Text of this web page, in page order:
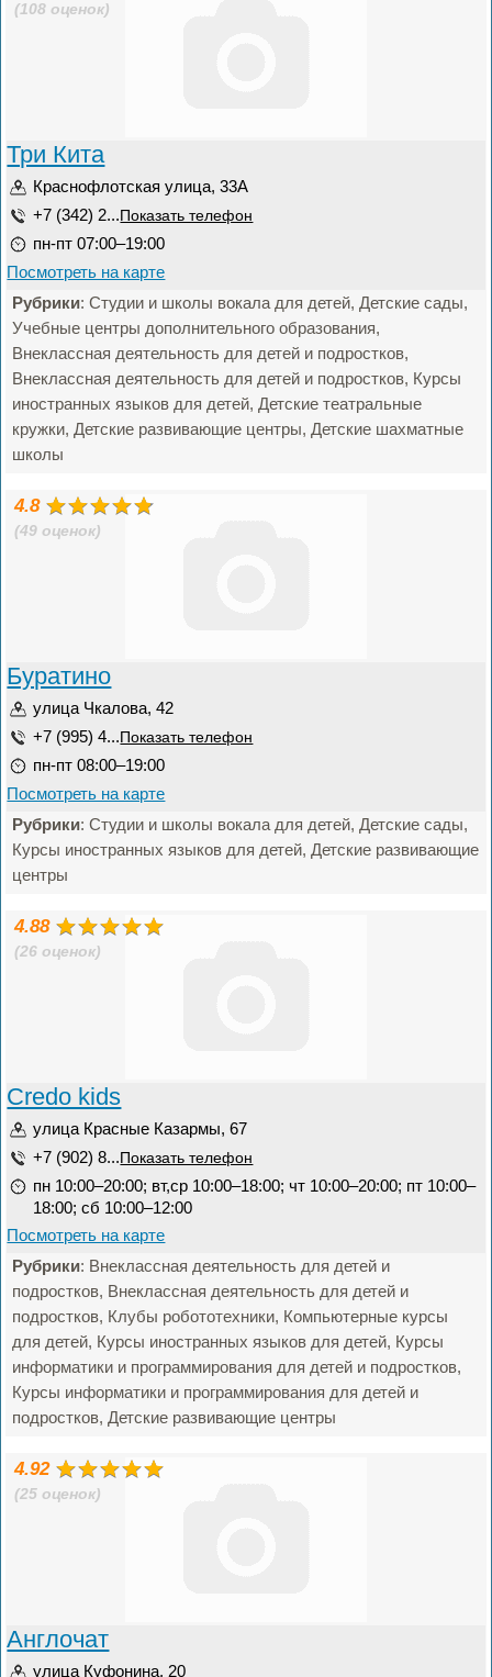
(108 оценок)
Три Кита
Краснофлотская улица, 33А
+7 (342) 2... Показать телефон
пн-пт 07:00–19:00
Посмотреть на карте
Рубрики: Студии и школы вокала для детей, Детские сады,
Учебные центры дополнительного образования,
Внеклассная деятельность для детей и подростков,
Внеклассная деятельность для детей и подростков, Курсы
иностранных языков для детей, Детские театральные
кружки, Детские развивающие центры, Детские шахматные
школы
4.8
(49 оценок)
Буратино
улица Чкалова, 42
+7 (995) 4... Показать телефон
пн-пт 08:00–19:00
Посмотреть на карте
Рубрики: Студии и школы вокала для детей, Детские сады,
Курсы иностранных языков для детей, Детские развивающие
центры
4.88
(26 оценок)
Credo kids
улица Красные Казармы, 67
+7 (902) 8... Показать телефон
пн 10:00–20:00; вт,ср 10:00–18:00; чт 10:00–20:00; пт 10:00–
18:00; сб 10:00–12:00
Посмотреть на карте
Рубрики: Внеклассная деятельность для детей и
подростков, Внеклассная деятельность для детей и
подростков, Клубы робототехники, Компьютерные курсы
для детей, Курсы иностранных языков для детей, Курсы
информатики и программирования для детей и подростков,
Курсы информатики и программирования для детей и
подростков, Детские развивающие центры
4.92
(25 оценок)
Англочат
улица Куфонина, 20